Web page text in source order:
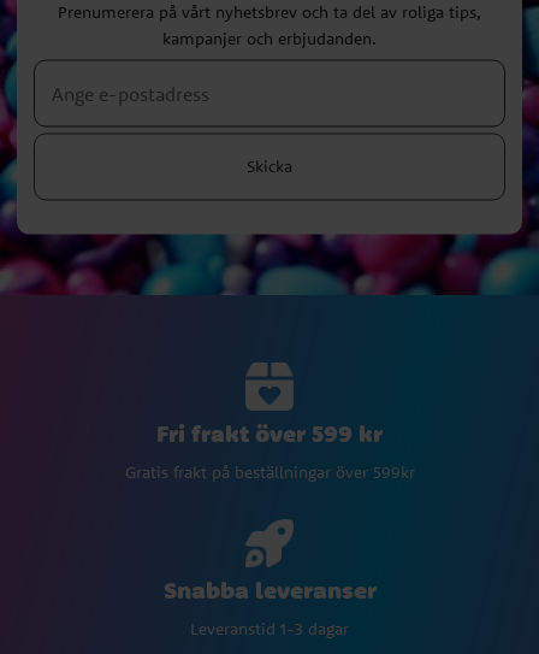
Prenumerera på vårt nyhetsbrev och ta del av roliga tips,
kampanjer och erbjudanden.
Skicka
Fri frakt över 599 kr
Gratis frakt på beställningar över 599kr
Snabba leveranser
Leveranstid 1-3 dagar